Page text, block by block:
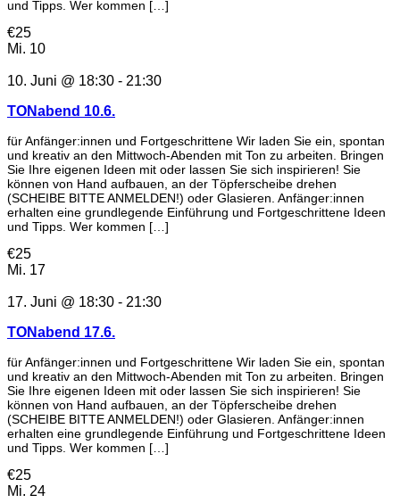
und Tipps. Wer kommen […]
€25
Mi. 10
10. Juni @ 18:30 - 21:30
TONabend 10.6.
für Anfänger:innen und Fortgeschrittene Wir laden Sie ein, spontan
und kreativ an den Mittwoch-Abenden mit Ton zu arbeiten. Bringen
Sie Ihre eigenen Ideen mit oder lassen Sie sich inspirieren! Sie
können von Hand aufbauen, an der Töpferscheibe drehen
(SCHEIBE BITTE ANMELDEN!) oder Glasieren. Anfänger:innen
erhalten eine grundlegende Einführung und Fortgeschrittene Ideen
und Tipps. Wer kommen […]
€25
Mi. 17
17. Juni @ 18:30 - 21:30
TONabend 17.6.
für Anfänger:innen und Fortgeschrittene Wir laden Sie ein, spontan
und kreativ an den Mittwoch-Abenden mit Ton zu arbeiten. Bringen
Sie Ihre eigenen Ideen mit oder lassen Sie sich inspirieren! Sie
können von Hand aufbauen, an der Töpferscheibe drehen
(SCHEIBE BITTE ANMELDEN!) oder Glasieren. Anfänger:innen
erhalten eine grundlegende Einführung und Fortgeschrittene Ideen
und Tipps. Wer kommen […]
€25
Mi. 24